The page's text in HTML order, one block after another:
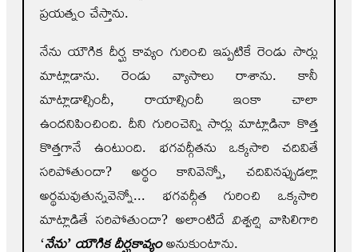
ప్రయత్నం చేస్తాను.
నేను యౌగిక దీర్ఘ కావ్యం గురించి ఇప్పటికే రెండు సార్లు
మాట్లాడాను. రెండు వ్యాసాలు రాశాను. కానీ
మాట్లాడాల్సిందీ, రాయాల్సిందీ ఇంకా చాలా
ఉందనిపించింది. దీని గురించెన్ని సార్లు మాట్లాడినా కొత్త
కొత్తగానే ఉంటుంది. భగవద్గీతను ఒక్కసారి చదివితే
సరిపోతుందా? అర్థం కానివెన్నో, చదివినప్పుడల్లా
అర్థమవుతున్నవెన్నో... భగవద్గీత గురించి ఒక్కసారి
మాట్లాడితే సరిపోతుందా? అలాంటిదేవిశ్వర్షి వాసిలిగారి
‘నేను’ యౌగిక దీర్ఘకావ్యంఅనుకుంటాను.